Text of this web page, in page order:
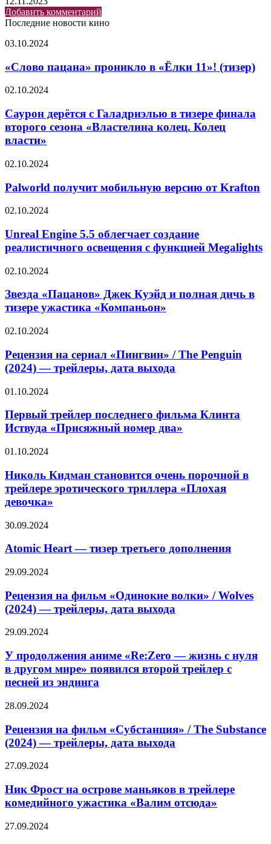
Добавить комментарий
Последние новости кино
«Слово
проникло
в
«Ёлки
(тизер)
03.10.2024
«Слово пацана» проникло в «Ёлки 11»! (тизер)
Саурон
с
Галадриэлью
в
тизере
второго
«Властелина
Колец
02.10.2024
Саурон дерётся с Галадриэлью в тизере финала
второго сезона «Властелина колец. Колец
власти»
Palworld
мобильную
версию
от
02.10.2024
Palworld получит мобильную версию от Krafton
Unreal
5.5
облегчает
создание
освещения
функцией
Megalights
02.10.2024
Unreal Engine 5.5 облегчает создание
реалистичного освещения с функцией Megalights
Звезда
Джек
Куэйд
и
дичь
тизере
ужастика
02.10.2024
Звезда «Пацанов» Джек Куэйд и полная дичь в
тизере ужастика «Компаньон»
Рецензия
сериал
«Пингвин»
/
Penguin
—
трейлеры,
выхода
02.10.2024
Рецензия на сериал «Пингвин» / The Penguin
(2024) — трейлеры, дата выхода
Первый
последнего
фильма
Клинта
«Присяжный
два»
01.10.2024
Первый трейлер последнего фильма Клинта
Иствуда «Присяжный номер два»
Николь
становится
очень
порочной
в
эротического
«Плохая
01.10.2024
Николь Кидман становится очень порочной в
трейлере эротического триллера «Плохая
девочка»
Atomic
—
третьего
30.09.2024
Atomic Heart — тизер третьего дополнения
Рецензия
фильм
«Одинокие
волки»
Wolves
—
трейлеры,
дата
29.09.2024
Рецензия на фильм «Одинокие волки» / Wolves
(2024) — трейлеры, дата выхода
У
аниме
«Re:Zero
—
жизнь
нуля
другом
мире»
появился
второй
с
песней
из
29.09.2024
У продолжения аниме «Re:Zero — жизнь с нуля
в другом мире» появился второй трейлер с
песней из эндинга
Рецензия
фильм
«Субстанция»
/
Substance
—
трейлеры,
выхода
28.09.2024
Рецензия на фильм «Субстанция» / The Substance
(2024) — трейлеры, дата выхода
Ник
на
острове
маньяков
трейлере
27.09.2024
Ник Фрост на острове маньяков в трейлере
комедийного ужастика «Валим отсюда»
Обзор
27.09.2024